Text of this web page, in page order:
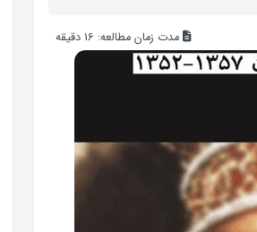
مدت زمان مطالعه: 16 دقیقه